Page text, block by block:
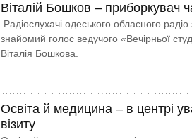
Віталій Бошков – приборкувач
Радіослухачі одеського обласного
знайомий голос ведучого «Вечірньої
Віталія Бошкова.
Освіта й медицина – в центрі
візиту